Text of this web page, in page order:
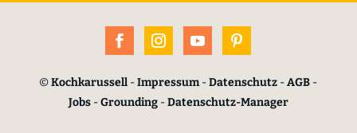
©Kochkarussell -Impressum-Datenschutz -AGB -
Jobs-Grounding-Datenschutz-Manager